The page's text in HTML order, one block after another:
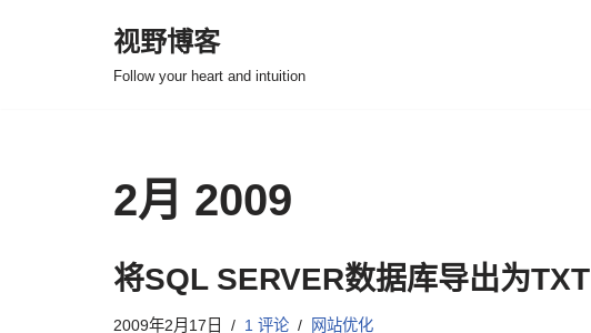
视野博客
Follow your heart and intuition
2月 2009
将SQL SERVER数据库导出为TXT
2009年2月17日 1 评论 网站优化